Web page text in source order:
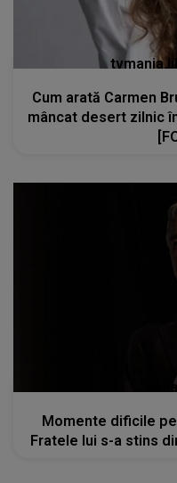
Cum arată Carmen
mâncat desert zilnic
Momente dificile
Fratele lui s-a stins